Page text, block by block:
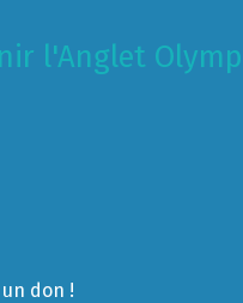
l'Anglet
don !